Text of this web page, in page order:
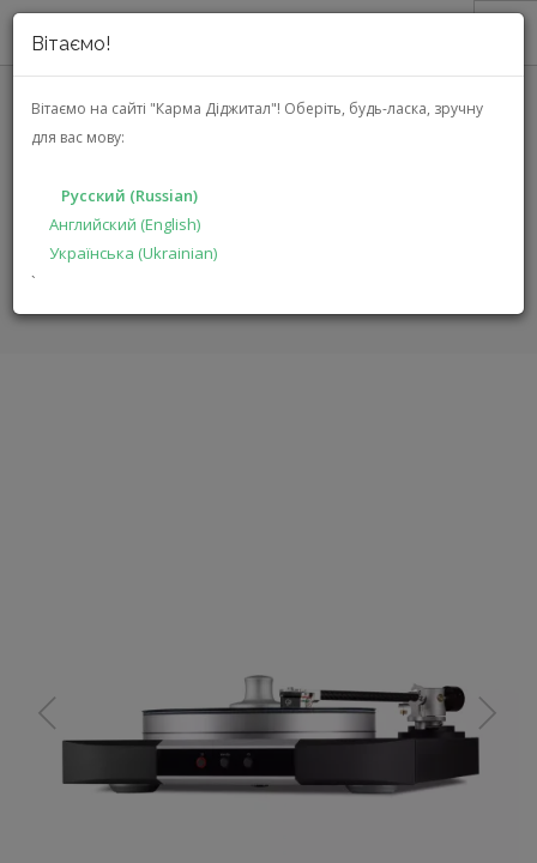
Вітаємо!
Вітаємо на сайті "Карма Діджитал"! Оберіть, будь-ласка, зручну
для вас мову:
Русский (Russian)
Английский (English)
Українська (Ukrainian)
`
О НАС
АКЦИИ
РЕШЕНИЯ
ПРОИЗВОДИТЕЛЯМ
(MLNO5105MC)
ГЛАВНАЯ КАТАЛОГ